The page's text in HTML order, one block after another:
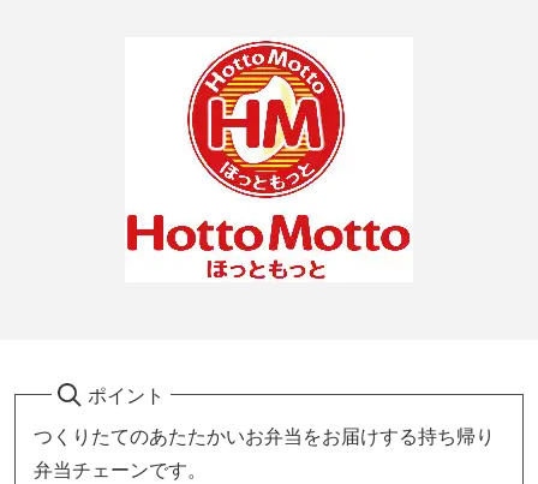
ポイント
つくりたてのあたたかいお弁当をお届けする持ち帰り
弁当チェーンです。